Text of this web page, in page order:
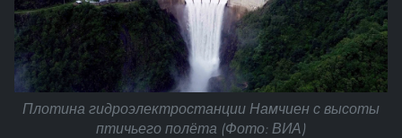
Плотина гидроэлектростанции Намчиен с высоты
птичьего полёта (Фото: ВИА)